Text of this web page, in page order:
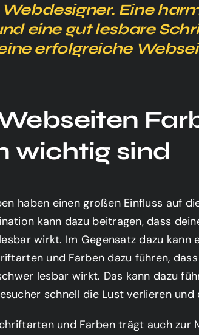
Eine
eine gut lesbare
erfolgreiche
wichtig sind
haben einen großen Einfluss auf
kann dazu beitragen, dass
wirkt. Im Gegensatz dazu kann
und Farben dazu führen,
lesbar wirkt. Das kann dazu
schnell die Lust verlieren
und Farben trägt auch zur